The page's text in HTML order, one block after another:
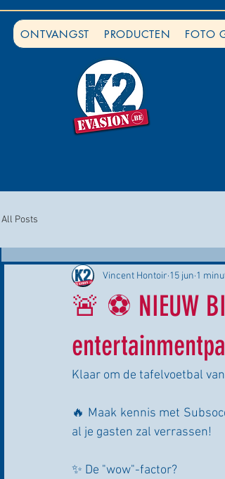
ONTVANGST PRODUCTEN FOTO
All Posts
🚨 ⚽ NIEUW
Vincent Hontoir 15 jun 1
Klaar om de tafelvoetbal
🔥 Maak kennis met
al je gasten zal verrassen!
✨ De "wow"-factor?